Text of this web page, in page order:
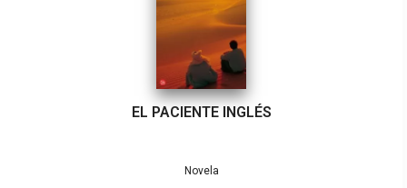
EL PACIENTE INGLÉS
Novela